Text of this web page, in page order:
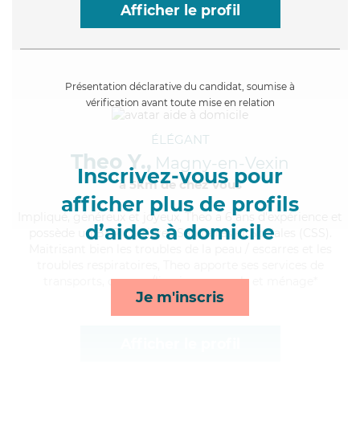
Afficher le profil
Présentation déclarative du candidat, soumise à
vérification avant toute mise en relation
Inscrivez-vous pour
afficher plus de profils
d’aides à domicile
Je m'inscris
ÉLÉGANT
Theo Y., Magny-en-Vexin
à 5km de chez Vous
, généreux et joyeux, Theo a 6 ans d'expérience et
possède un BEP Carrières Sanitaires et Sociales (CSS).
transports, courses/livraison, rappels et ménage*